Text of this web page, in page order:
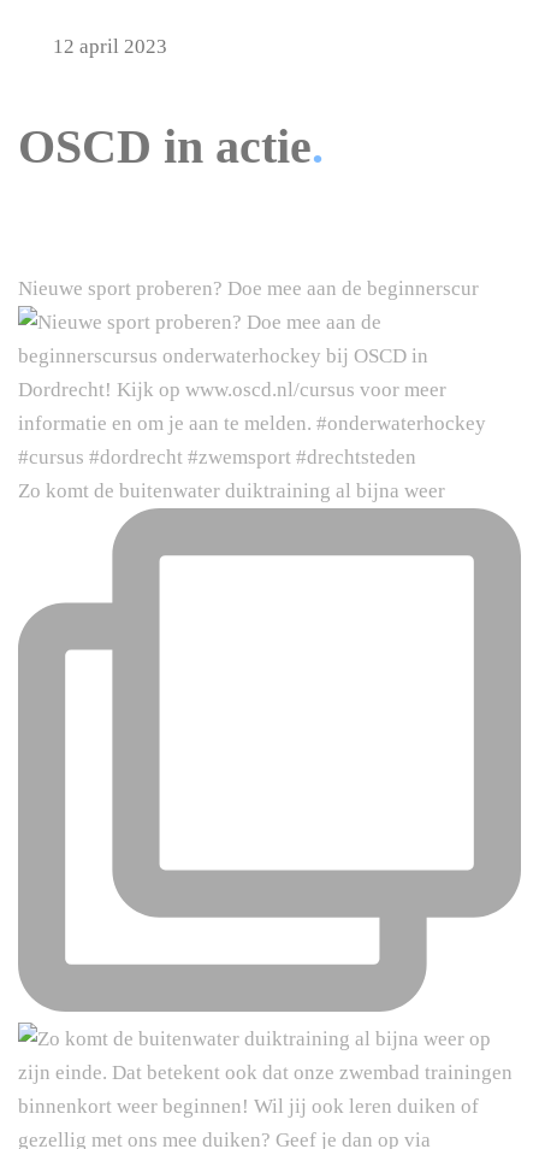
12 april 2023
OSCD in actie.
Nieuwe sport proberen? Doe mee aan de beginnerscur
Zo komt de buitenwater duiktraining al bijna weer